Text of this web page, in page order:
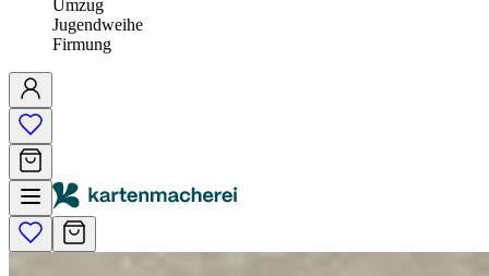
Umzug
Jugendweihe
Firmung